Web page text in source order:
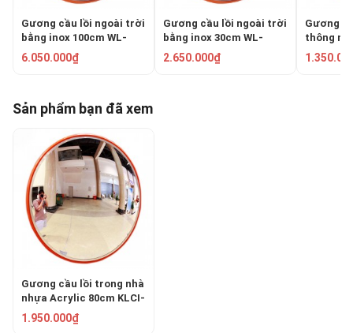
Gương cầu lồi ngoài trời
bằng inox 100cm WL-
870G-100
6.050.000₫
Gương cầu lồi ngoài trời
bằng inox 30cm WL-
870G-30
2.650.000₫
Gương
thông
PKC-0080
Sản phẩm bạn đã xem
Gương cầu lồi trong nhà
nhựa Acrylic 80cm KLCI-
0080
1.950.000₫